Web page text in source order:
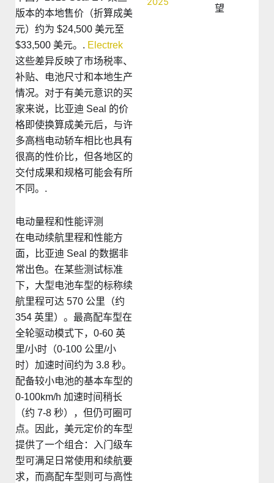
版本的本地售价（折算成美
元）约为 $24,500 美元至
$33,500 美元。. Electrek
这些差异反映了市场税率、
补贴、电池尺寸和本地生产
情况。对于有美元意识的买
家来说，比亚迪 Seal 的价
格即使换算成美元后，与许
多高档电动轿车相比也具有
很高的性价比，但各地区的
交付成果和规格可能会有所
不同。.
电动量程和性能评测
在电动续航里程和性能方
面，比亚迪 Seal 的数据非
常出色。在某些测试标准
下，大型电池车型的标称续
航里程可达 570 公里（约
354 英里）。最高配车型在
全轮驱动模式下，0-60 英
里/小时（0-100 公里/小
时）加速时间约为 3.8 秒。
配备较小电池的基本车型的
0-100km/h 加速时间稍长
（约 7-8 秒），但仍可圈可
点。因此，美元定价的车型
提供了一个组合：入门级车
型可满足日常使用和续航要
求，而高配车型则可与高性
望